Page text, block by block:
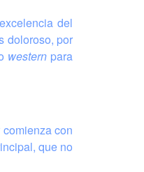
del
doloroso, por
western para
comienza con
que no